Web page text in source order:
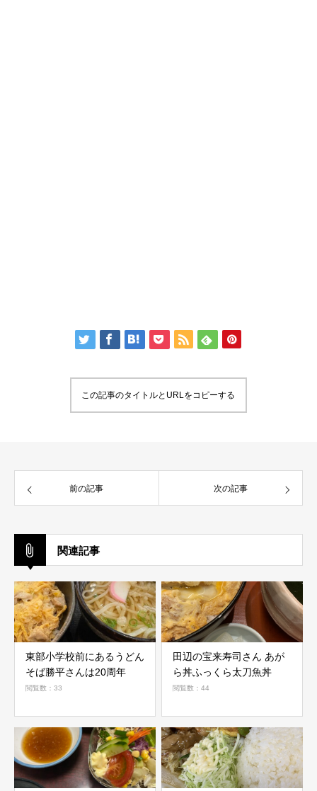
この記事のタイトルとURLをコピーする
前の記事 次の記事
関連記事
東部小学校前にあるうどん
そば勝平さんは20周年
閲覧数：33
田辺の宝来寿司さん あが
ら丼ふっくら太刀魚丼
閲覧数：44